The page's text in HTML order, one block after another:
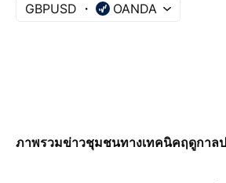
GBPUSD OANDA
ภาพรวมข่าวชุมชนทางเทคนิคฤดูกาล